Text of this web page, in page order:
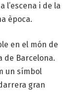
l’escena i de la
època.
en el món de
de Barcelona.
un símbol
gran